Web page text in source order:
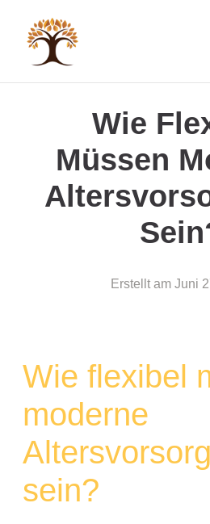
Wie
Müssen
Erstellt am Juni
Wie flexibel
moderne
sein?